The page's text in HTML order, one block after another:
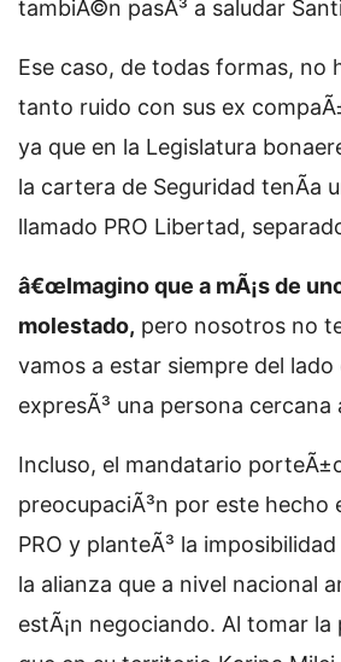
tambiÃ©n pasÃ³ a saludar
Ese caso, de todas formas, no
tanto ruido con sus ex
ya que en la Legislatura
la cartera de Seguridad tenÃ­a
llamado PRO Libertad,
â€œImagino que a mÃ¡s de
molestado, pero nosotros no
vamos a estar siempre del lado
expresÃ³ una persona cercana
Incluso, el mandatario
preocupaciÃ³n por este hecho
PRO y planteÃ³ la
la alianza que a nivel nacional
estÃ¡n negociando. Al tomar la